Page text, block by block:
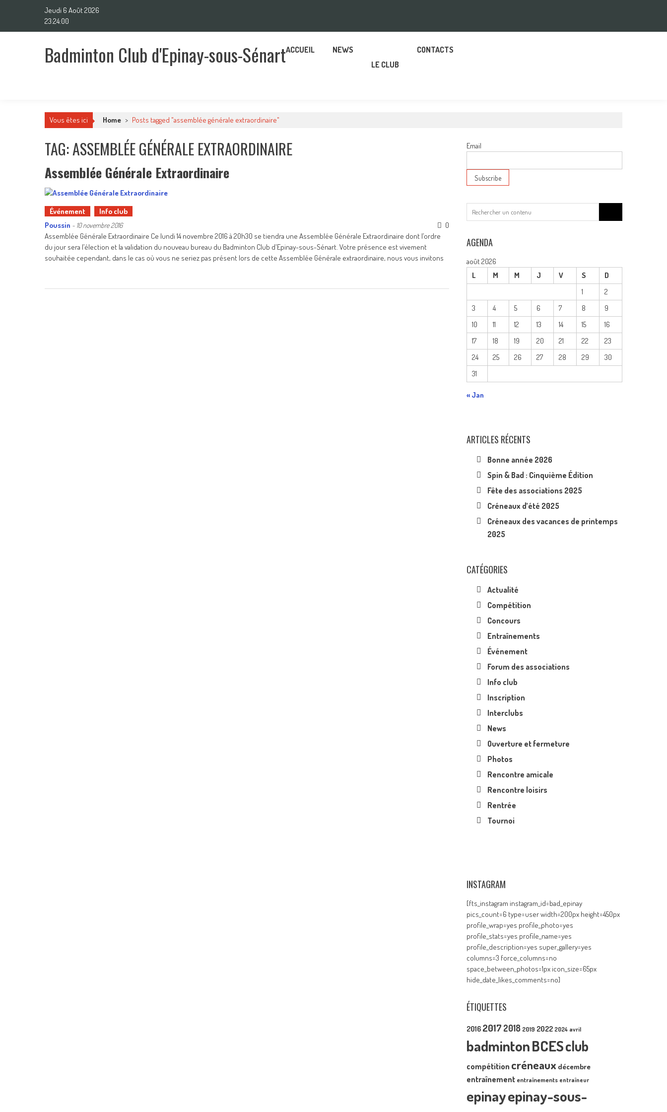
Jeudi 6 Août 2026
23:24:00
Badminton Club d'Epinay-sous-SénartACCUEIL
NEWS
LE CLUB
CONTACTS
Vous êtes ici Home > Posts tagged "assemblée générale extraordinaire"
TAG: ASSEMBLÉE GÉNÉRALE EXTRAORDINAIRE
Assemblée Générale Extraordinaire
Événement
Info club
Poussin - 10 novembre 2016
0
Assemblée Générale Extraordinaire Ce lundi 14 novembre 2016 à 20h30 se tiendra une Assemblée Générale Extraordinaire dont l’ordre
du jour sera l’élection et la validation du nouveau bureau du Badminton Club d'Epinay-sous-Sénart. Votre présence est vivement
souhaitée cependant, dans le cas où vous ne seriez pas présent lors de cette Assemblée Générale extraordinaire, nous vous invitons
Email
for:
AGENDA
août 2026
L
M M J V S
D
1
2
3
4 5 6 7 8
9
10
11 12 13 14 15
16
17
18 19 20 21 22
23
24
25 26 27 28 29
30
31
« Jan
ARTICLES RÉCENTS
Bonne année 2026
Spin & Bad : Cinquième Édition
Fête des associations 2025
Créneaux d’été 2025
Créneaux des vacances de printemps
2025
CATÉGORIES
Actualité
Compétition
Concours
Entraînements
Événement
Forum des associations
Info club
Inscription
Interclubs
News
Ouverture et fermeture
Photos
Rencontre amicale
Rencontre loisirs
Rentrée
Tournoi
INSTAGRAM
[fts_instagram instagram_id=bad_epinay
pics_count=6 type=user width=200px height=450px
profile_wrap=yes profile_photo=yes
profile_stats=yes profile_name=yes
profile_description=yes super_gallery=yes
columns=3 force_columns=no
space_between_photos=1px icon_size=65px
hide_date_likes_comments=no]
ÉTIQUETTES
2016 2017 2018 2019 2022 2024 avril
badmintonBCESclub
compétition créneaux décembre
entraînement entraînements entraîneur
epinayepinay-sous-